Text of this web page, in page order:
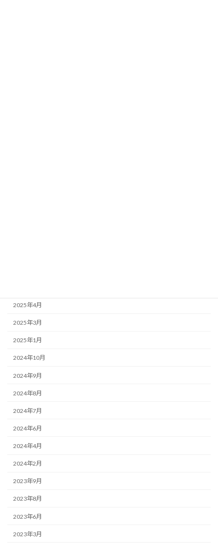
2025年4月
2025年3月
2025年1月
2024年10月
2024年9月
2024年8月
2024年7月
2024年6月
2024年4月
2024年2月
2023年9月
2023年8月
2023年6月
2023年3月